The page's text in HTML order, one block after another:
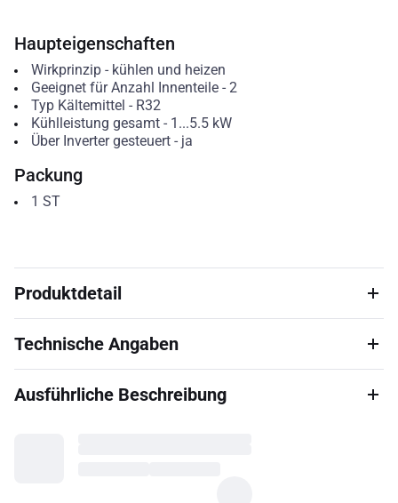
Haupteigenschaften
Wirkprinzip- kühlen und heizen
Geeignet für Anzahl Innenteile- 2
Typ Kältemittel - R32
Kühlleistung gesamt- 1...5.5 kW
Über Inverter gesteuert- ja
Packung
1 ST
Produktdetail
Technische Angaben
Ausführliche Beschreibung